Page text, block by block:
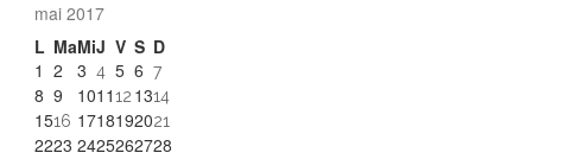
mai 2017
L MaMiJ V S D
1 2 3 4 5 6 7
8 9 101112 1314
1516 1718192021
2223 2425262728